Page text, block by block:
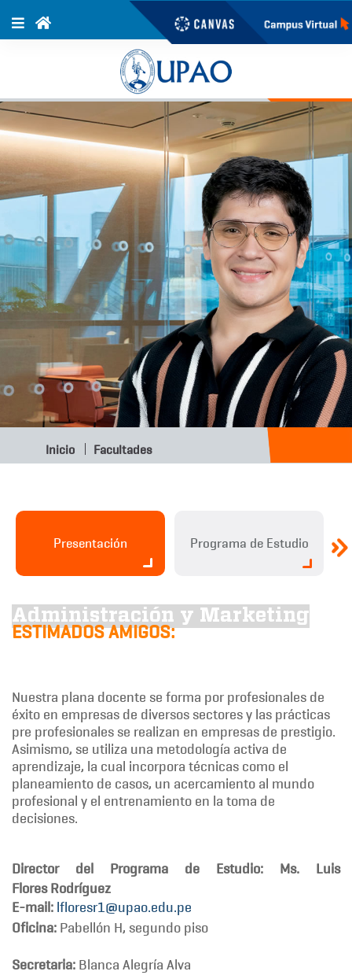
Administración y Marketing
Inicio Facultades
Presentación Programa de Estudio
ESTIMADOS AMIGOS:
Nuestra plana docente se forma por profesionales de
éxito en empresas de diversos sectores y las prácticas
pre profesionales se realizan en empresas de prestigio.
Asimismo, se utiliza una metodología activa de
aprendizaje, la cual incorpora técnicas como el
planeamiento de casos, un acercamiento al mundo
profesional y el entrenamiento en la toma de
decisiones.
Director del Programa de Estudio: Ms. Luis
FloresRodríguez
E-mail: lfloresr1@upao.edu.pe
Oficina: Pabellón H, segundo piso
Secretaria: Blanca Alegría Alva